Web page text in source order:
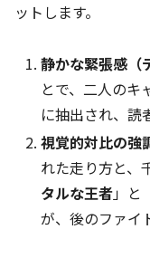
ットします。
静かな緊張感（
とで、二人のキ
に抽出され、読
視覚的対比の強
れた走り方と、
タルな王者」と
が、後のファイ